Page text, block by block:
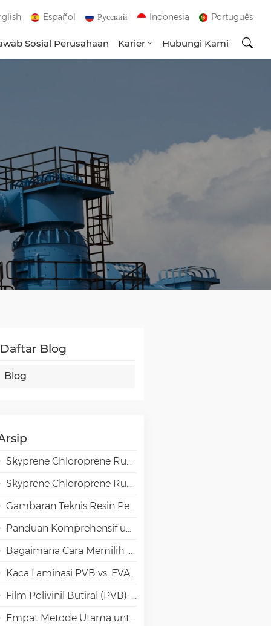
Español Русский Indonesia Português
Sosial Perusahaan Karier Hubungi Kami
Daftar Blog
Blog
Skyprene Chloroprene Rubber Grades for Adhesive Applications
Skyprene Chloroprene Rubber Grades for Industrial Applications
Gambaran Teknis Resin Penghalang Tinggi EVAL EVOH dalam Aplikasi Pengemasan
Panduan Komprehensif untuk Pemilihan Emulsi VAE
Bagaimana Cara Memilih Jenis Polivinil Alkohol (PVA) yang Tepat untuk Aplikasi Kertas Khusus?
Kaca Laminasi PVB vs. EVA vs. SGP vs. TPU: Perbandingan & Panduan untuk Arsitektur Modern
Film Polivinil Butiral (PVB): Kimia, Pemrosesan, dan Aplikasi Berkinerja Tinggi
Empat Metode Utama untuk Pembuatan Film PVA